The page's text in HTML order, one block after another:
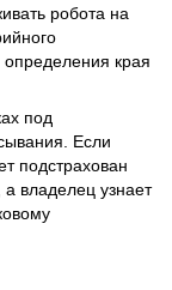
робота на
определения края
под
Если
подстрахован
владелец узнает